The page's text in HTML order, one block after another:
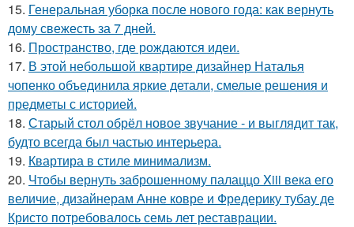
15. Генеральная уборка после нового года: как вернуть
дому свежесть за 7 дней.
16. Пространство, где рождаются идеи.
17. В этой небольшой квартире дизайнер Наталья
чопенко объединила яркие детали, смелые решения и
предметы с историей.
18. Старый стол обрёл новое звучание - и выглядит так,
будто всегда был частью интерьера.
19. Квартира в стиле минимализм.
20. Чтобы вернуть заброшенному палаццо Xiii века его
величие, дизайнерам Анне ковре и Фредерику тубау де
Кристо потребовалось семь лет реставрации.